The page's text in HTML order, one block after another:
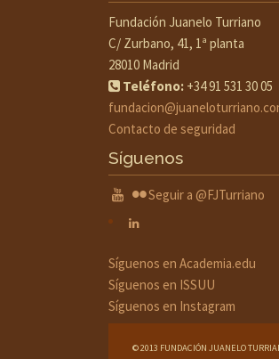
Fundación Juanelo Turriano
C/ Zurbano, 41, 1ª planta
28010 Madrid
Teléfono: +34 91 531 30 05
Contacto de seguridad
Síguenos
Seguir a @FJTurriano
Síguenos en Academia.edu
Síguenos en ISSUU
Síguenos en Instagram
© 2013 FUNDACIÓN JUANELO